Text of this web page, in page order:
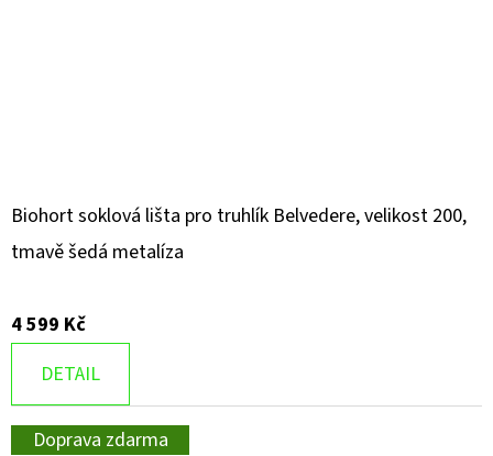
Biohort soklová lišta pro truhlík Belvedere, velikost 200,
tmavě šedá metalíza
4 599 Kč
DETAIL
Doprava zdarma